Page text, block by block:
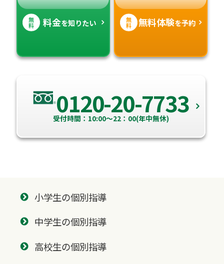
無
料 料金を知りたい 無
料 無料体験を予約
0120-20-7733
受付時間：10:00～22：00(年中無休)
小学生の個別指導
中学生の個別指導
高校生の個別指導